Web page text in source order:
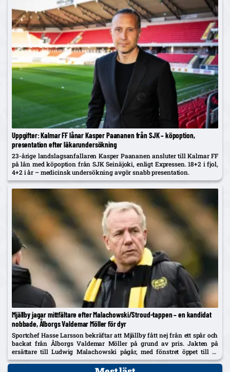
Uppgifter: Kalmar FF lånar Kasper Paananen från SJK – köpoption,
presentation efter läkarundersökning
23-årige landslagsanfallaren Kasper Paananen ansluter till Kalmar FF
på lån med köpoption från SJK Seinäjoki, enligt Expressen. 18+2 i fjol,
4+2 i år – medicinsk undersökning avgör snabb presentation.
Mjällby jagar mittfältare efter Malachowski/Stroud-tappen – en kandidat
nobbade, Ålborgs Valdemar Möller för dyr
Sportchef Hasse Larsson bekräftar att Mjällby fått nej från ett spår och
backat från Ålborgs Valdemar Möller på grund av pris. Jakten på
ersättare till Ludwig Malachowski pågår, med fönstret öppet till 31
augusti.